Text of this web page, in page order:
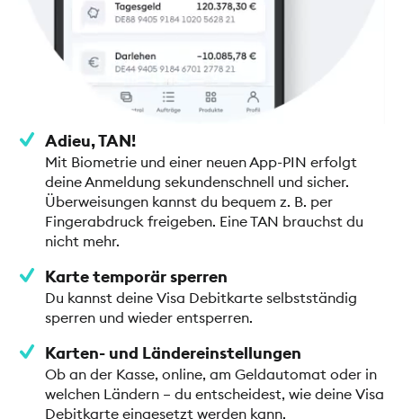
Adieu, TAN!
Mit Biometrie und einer neuen App-PIN erfolgt
deine Anmeldung sekundenschnell und sicher.
Überweisungen kannst du bequem z. B. per
Fingerabdruck freigeben. Eine TAN brauchst du
nicht mehr.
Karte temporär sperren
Du kannst deine Visa Debitkarte selbstständig
sperren und wieder entsperren.
Karten- und Ländereinstellungen
Ob an der Kasse, online, am Geldautomat oder in
welchen Ländern – du entscheidest, wie deine Visa
Debitkarte eingesetzt werden kann.